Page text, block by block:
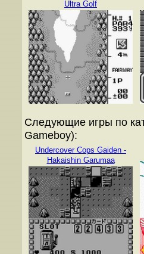
Ultra Golf
Следующие игры по
Gameboy):
Undercover Cops Gaiden -
Hakaishin Garumaa